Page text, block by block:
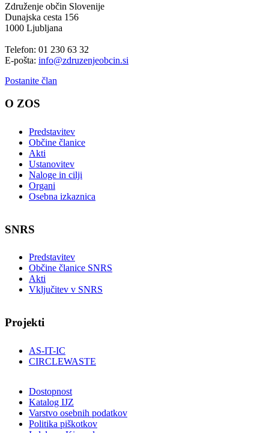
Združenje občin Slovenije
Dunajska cesta 156
1000 Ljubljana
Telefon: 01 230 63 32
E-pošta: info@zdruzenjeobcin.si
Postanite član
O ZOS
Predstavitev
Občine članice
Akti
Ustanovitev
Naloge in cilji
Organi
Osebna izkaznica
SNRS
Predstavitev
Občine članice SNRS
Akti
Vključitev v SNRS
Projekti
AS-IT-IC
CIRCLEWASTE
Dostopnost
Katalog IJZ
Varstvo osebnih podatkov
Politika piškotkov